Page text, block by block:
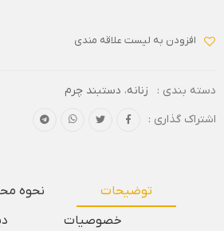
افزودن به لیست علاقه مندی
دسته بندی : زنانه، دستبند چرم
اشتراک گذاری :
توضیحات
نحوه
خصوصیات